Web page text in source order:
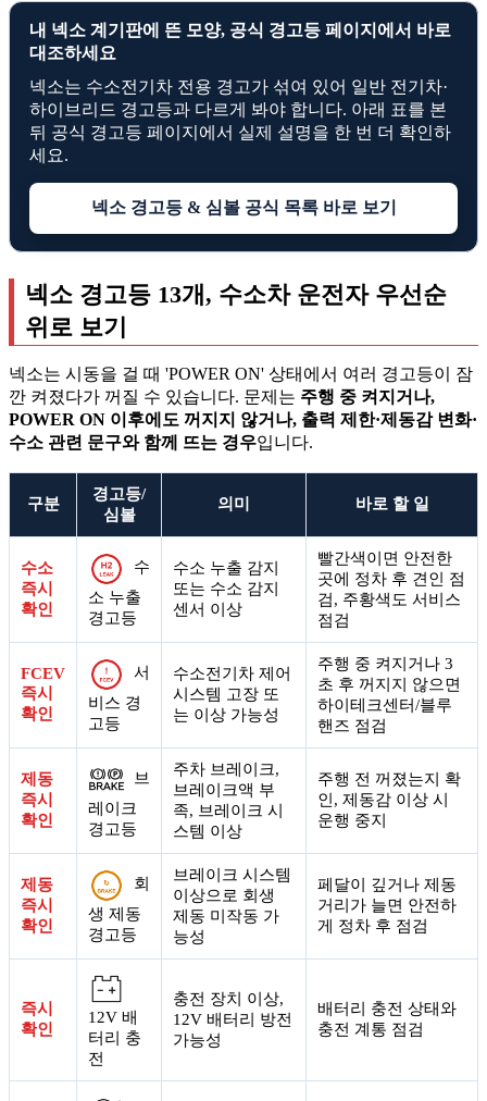
내 넥소 계기판에 뜬 모양, 공식 경고등 페이지에서 바로
대조하세요
넥소는 수소전기차 전용 경고가 섞여 있어 일반 전기차·
하이브리드 경고등과 다르게 봐야 합니다. 아래 표를 본
뒤 공식 경고등 페이지에서 실제 설명을 한 번 더 확인하
세요.
넥소 경고등 & 심볼 공식 목록 바로 보기
넥소 경고등 13개, 수소차 운전자 우선순
위로 보기
넥소는 시동을 걸 때 'POWER ON' 상태에서 여러 경고등이 잠
깐 켜졌다가 꺼질 수 있습니다. 문제는 주행 중 켜지거나,
POWER ON 이후에도 꺼지지 않거나, 출력 제한·제동감 변화·
수소 관련 문구와 함께 뜨는 경우입니다.
구분
경고등/
심볼
의미 바로 할 일
수소
즉시
확인
수
소 누출
경고등
수소 누출 감지
또는 수소 감지
센서 이상
빨간색이면 안전한
곳에 정차 후 견인 점
검, 주황색도 서비스
점검
FCEV
즉시
확인
서
비스 경
고등
수소전기차 제어
시스템 고장 또
는 이상 가능성
주행 중 켜지거나 3
초 후 꺼지지 않으면
하이테크센터/블루
핸즈 점검
제동
즉시
확인
브
레이크
경고등
주차 브레이크,
브레이크액 부
족, 브레이크 시
스템 이상
주행 전 꺼졌는지 확
인, 제동감 이상 시
운행 중지
제동
즉시
확인
회
생 제동
경고등
브레이크 시스템
이상으로 회생
제동 미작동 가
능성
페달이 깊거나 제동
거리가 늘면 안전하
게 정차 후 점검
즉시
확인
12V 배
터리 충
전
충전 장치 이상,
12V 배터리 방전
가능성
배터리 충전 상태와
충전 계통 점검